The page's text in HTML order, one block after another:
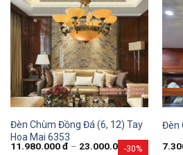
-30%
Đèn Chùm Đồng Đá (6, 12) Tay
Hoa Mai 6353
11.980.000đ – 23.000.000đ
Đèn